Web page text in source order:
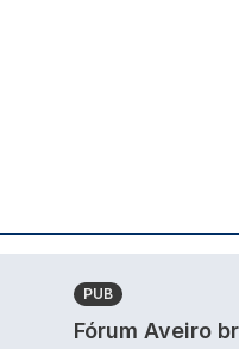
PUB
Fórum Aveiro